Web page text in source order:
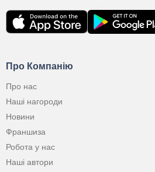
Про Компанію
Про нас
Наші нагороди
Новини
Франшиза
Робота у нас
Наші автори